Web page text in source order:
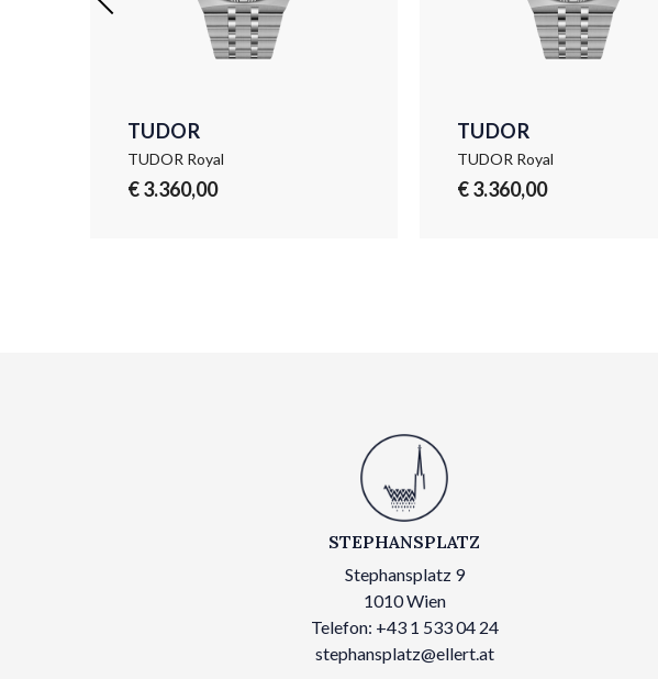
TUDOR
TUDOR Royal
€ 3.360,00
TUDOR
TUDOR Royal
€ 3.360,00
STEPHANSPLATZ
Stephansplatz 9
1010 Wien
Telefon: +43 1 533 04 24
stephansplatz@ellert.at